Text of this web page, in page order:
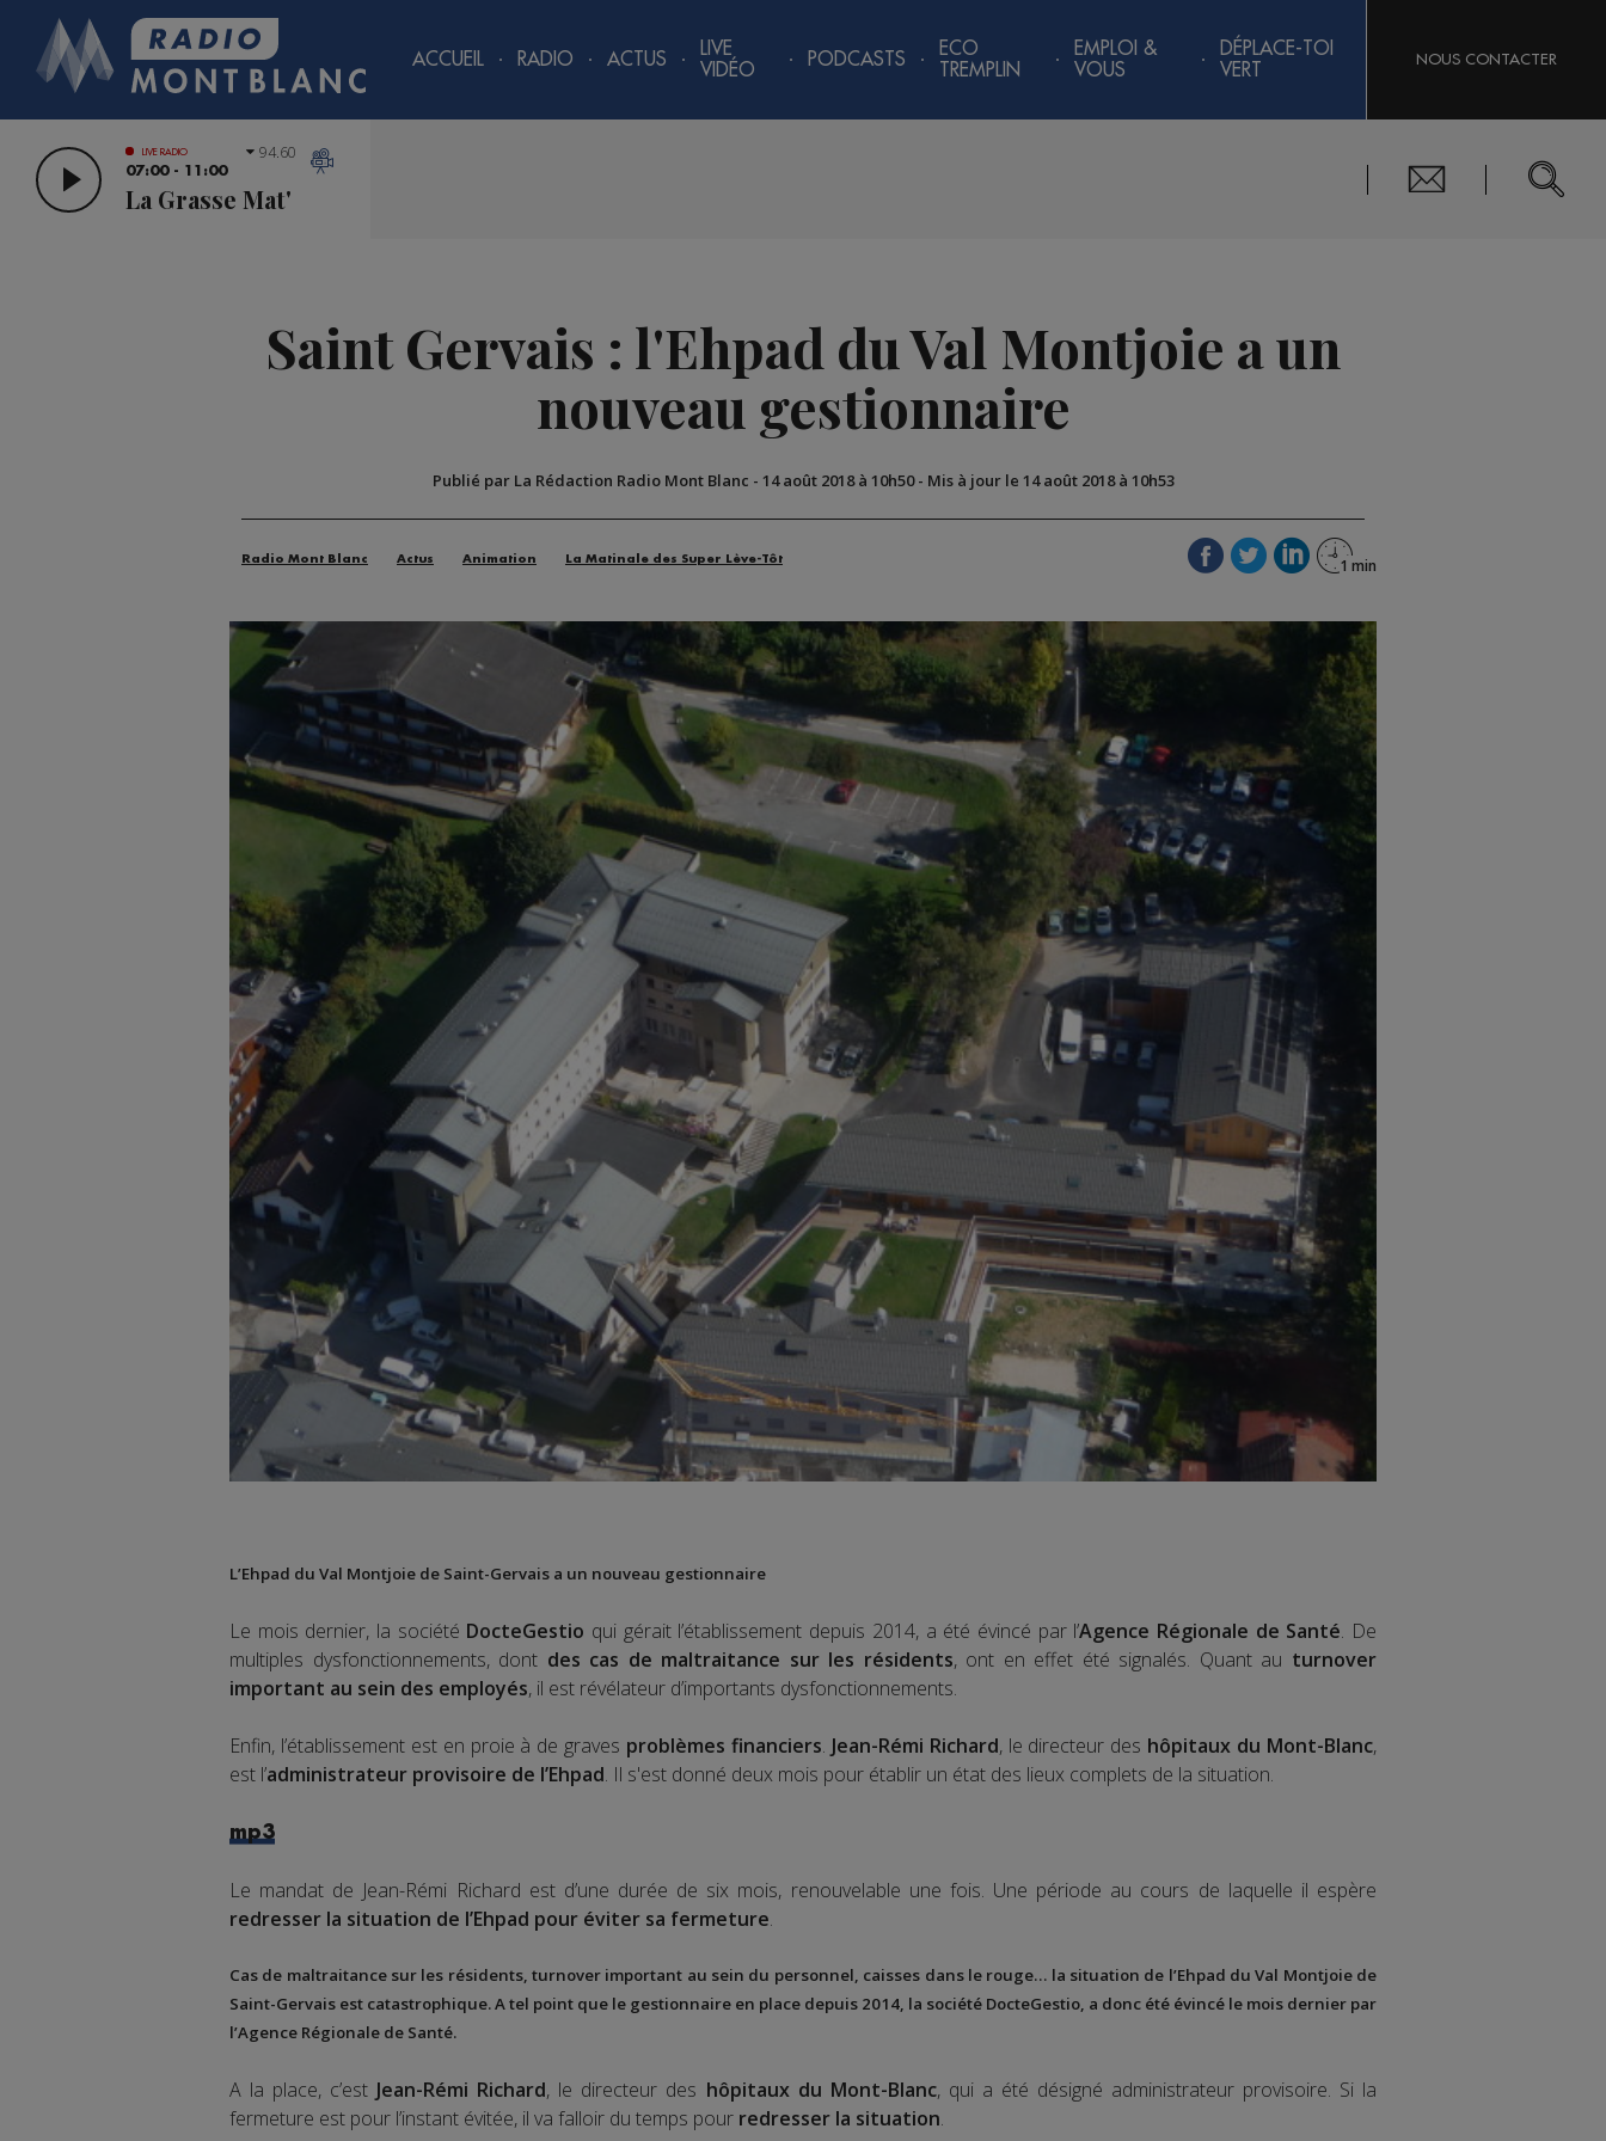
ACCUEIL RADIO ACTUS
LIVE
VIDÉO
PODCASTS
ECO
TREMPLIN
EMPLOI &
VOUS
DÉPLACE-TOI
VERT
NOUS CONTACTER
LIVE RADIO
07:00 - 11:00
La Grasse Mat'
94.60
Saint Gervais : l'Ehpad du Val Montjoie a un
nouveau gestionnaire
Publié par La Rédaction Radio Mont Blanc - 14 août 2018 à 10h50- Mis à jour le 14 août 2018 à 10h53
Radio Mont Blanc Actus Animation La Matinale des Super Lève-Tôt
L’Ehpad du Val Montjoie de Saint-Gervais a un nouveau gestionnaire
Le mois dernier, la société DocteGestio qui gérait l’établissement depuis 2014, a été évincé par l’Agence Régionale de Santé. De
multiples dysfonctionnements, dont des cas de maltraitance sur les résidents, ont en effet été signalés. Quant au turnover
important au sein des employés, il est révélateur d’importants dysfonctionnements.
Enfin, l’établissement est en proie à de graves problèmes financiers. Jean-Rémi Richard, le directeur des hôpitaux du Mont-Blanc,
est l’administrateur provisoire de l’Ehpad. Il s'est donné deux mois pour établir un état des lieux complets de la situation.
mp3
Le mandat de Jean-Rémi Richard est d’une durée de six mois, renouvelable une fois. Une période au cours de laquelle il espère
redresser la situation de l’Ehpad pour éviter sa fermeture.
Cas de maltraitance sur les résidents, turnover important au sein du personnel, caisses dans le rouge… la situation de l’Ehpad du Val Montjoie de
Saint-Gervais est catastrophique. A tel point que le gestionnaire en place depuis 2014, la société DocteGestio, a donc été évincé le mois dernier par
l’Agence Régionale de Santé.
A la place, c’est Jean-Rémi Richard, le directeur des hôpitaux du Mont-Blanc, qui a été désigné administrateur provisoire. Si la
fermeture est pour l’instant évitée, il va falloir du temps pour redresser la situation.